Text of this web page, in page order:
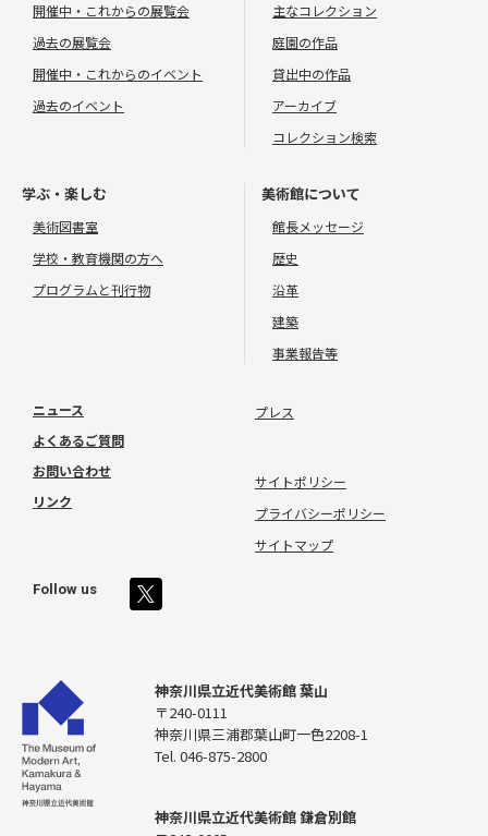
開催中・これからの展覧会
過去の展覧会
開催中・これからのイベント
過去のイベント
主なコレクション
庭園の作品
貸出中の作品
アーカイブ
コレクション検索
学ぶ・楽しむ
美術図書室
学校・教育機関の方へ
プログラムと刊行物
美術館について
館長メッセージ
歴史
沿革
建築
事業報告等
ニュース
よくあるご質問
お問い合わせ
リンク
プレス
サイトポリシー
プライバシーポリシー
サイトマップ
Follow us
神奈川県立近代美術館 葉山
〒240-0111
神奈川県三浦郡葉山町一色2208-1
Tel. 046-875-2800
神奈川県立近代美術館 鎌倉別館